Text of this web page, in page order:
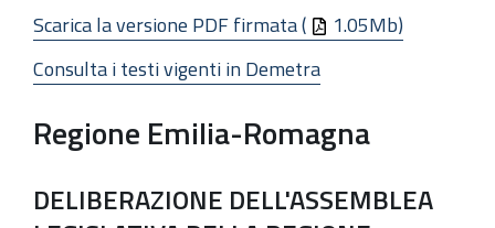
Scarica la versione PDF firmata (
1.05Mb)
Consulta i testi vigenti in Demetra
Regione Emilia-Romagna
DELIBERAZIONE DELL'ASSEMBLEA